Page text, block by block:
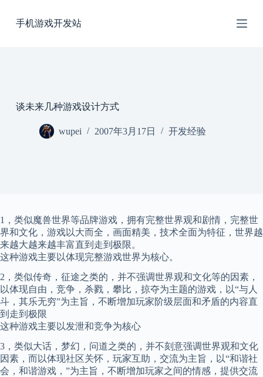
过
手机游戏开发站
谈未来几种游戏设计方式
wupei 2007年3月17日 开发经验
1，类似魔兽世界等品牌游戏，拥有完整世界观和剧情，完整世
界和文化，游戏以大而全，画面精美，技术全面为特征，世界越
来越大越来越丰富直到走到极限。
这种游戏主要以体现完整游戏世界为核心。
2，类似传奇，征途之类的，并不强调世界观和文化等的因素，
以体现自由，竞争，杀戮，攀比，掠夺为主题的游戏，以“与人
斗，其乐无穷”为主旨，不断增加玩家阶级层面和矛盾的内容直
到走到极限
这种游戏主要以发泄和竞争为核心
3，类似大话，梦幻，问道之类的，并不刻意强调世界观和文化
因素，而以体现社区关怀，玩家互助，交流为主旨，以“和谐社
会，和谐游戏，”为主旨，不断增加玩家之间的情感，提供交流